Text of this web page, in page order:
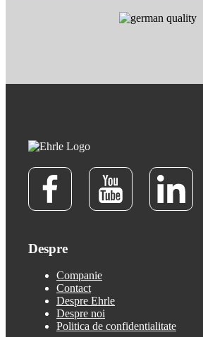
Despre
Companie
Contact
Despre Ehrle
Despre noi
Politica de confidentialitate